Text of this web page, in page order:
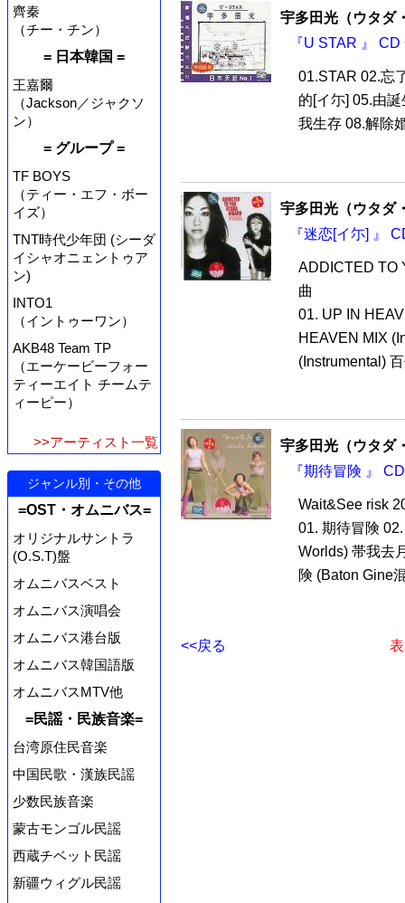
齊秦
（チー・チン）
= 日本韓国 =
王嘉爾
（Jackson／ジャクソ
ン）
= グループ =
TF BOYS
（ティー・エフ・ボー
イズ）
TNT時代少年団 (シーダ
イシャオニェントゥア
ン)
INTO1
（イントゥーワン）
AKB48 Team TP
（エーケービーフォー
ティーエイト チームテ
ィーピー）
>>アーティスト一覧
ジャンル別・その他
=OST・オムニバス=
オリジナルサントラ
(O.S.T)盤
オムニバスベスト
オムニバス演唱会
オムニバス港台版
オムニバス韓国語版
オムニバスMTV他
=民謡・民族音楽=
台湾原住民音楽
中国民歌・漢族民謡
少数民族音楽
蒙古モンゴル民謡
西蔵チベット民謡
新疆ウィグル民謡
宇多田光（ウタダ
『U STAR 』
01.STAR 02.忘
的[イ尓] 05.由
我生存 08.解除
宇多田光（ウタダ
『迷恋[イ尓] 』
ADDICTED TO
曲
01. UP IN
HEAVEN MIX
(Instrumental)
宇多田光（ウタダ
『期待冒険 』
Wait&See risk
01. 期待冒険
Worlds) 帯我去
険 (Baton Gine
<<戻る